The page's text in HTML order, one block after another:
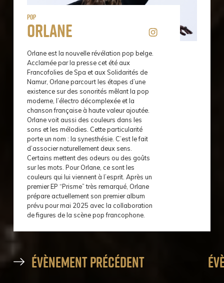
Pop
Orlane
Orlane est la nouvelle révélation pop belge.
Acclamée par la presse cet été aux
Francofolies de Spa et aux Solidarités de
Namur, Orlane parcourt les étapes d’une
existence sur des sonorités mêlant la pop
moderne, l’électro décomplexée et la
chanson française à haute valeur ajoutée.
Orlane voit aussi des couleurs dans les
sons et les mélodies. Cette particularité
porte un nom : la synesthésie. C’est le fait
d’associer naturellement deux sens.
Certains mettent des odeurs ou des goûts
sur les mots. Pour Orlane, ce sont les
couleurs qui lui viennent à l’esprit. Après un
premier EP “Prisme” très remarqué, Orlane
prépare actuellement son premier album
prévu pour mai 2025 avec la collaboration
de figures de la scène pop francophone.
évènement précédent